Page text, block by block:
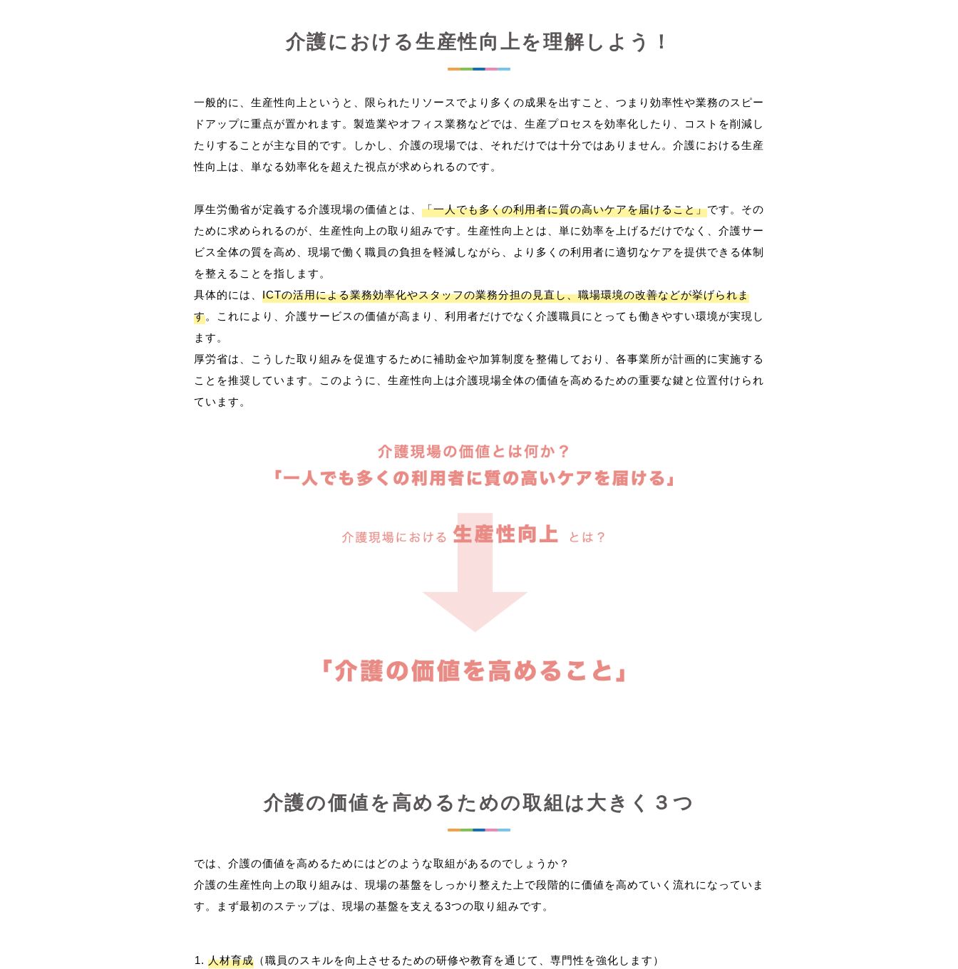
介護における生産性向上を理解しよう！
一般的に、生産性向上というと、限られたリソースでより多くの成果を出すこと、つまり効率性や業務のスピー
ドアップに重点が置かれます。製造業やオフィス業務などでは、生産プロセスを効率化したり、コストを削減し
たりすることが主な目的です。しかし、介護の現場では、それだけでは十分ではありません。介護における生産
性向上は、単なる効率化を超えた視点が求められるのです。
厚生労働省が定義する介護現場の価値とは、 「一人でも多くの利用者に質の高いケアを届けること」です。その
ために求められるのが、生産性向上の取り組みです。生産性向上とは、単に効率を上げるだけでなく、介護サー
ビス全体の質を高め、現場で働く職員の負担を軽減しながら、より多くの利用者に適切なケアを提供できる体制
を整えることを指します。
具体的には、 ICTの活用による業務効率化やスタッフの業務分担の見直し、職場環境の改善などが挙げられま
す。これにより、介護サービスの価値が高まり、利用者だけでなく介護職員にとっても働きやすい環境が実現し
ます。
厚労省は、こうした取り組みを促進するために補助金や加算制度を整備しており、各事業所が計画的に実施する
ことを推奨しています。このように、生産性向上は介護現場全体の価値を高めるための重要な鍵と位置付けられ
介護の価値を高めるための取組は大きく３つ
では、介護の価値を高めるためにはどのような取組があるのでしょうか？
介護の生産性向上の取り組みは、現場の基盤をしっかり整えた上で段階的に価値を高めていく流れになっていま
人材育成 （職員のスキルを向上させるための研修や教育を通じて、専門性を強化します）